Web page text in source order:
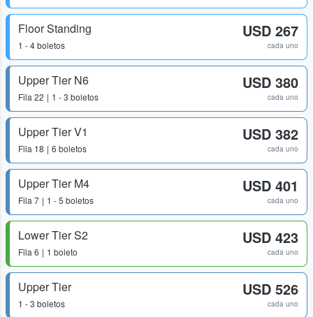
Floor Standing
1 - 4 boletos
USD 267
cada uno
Upper Tier N6
Fila 22 1 - 3 boletos
USD 380
cada uno
Upper Tier V1
Fila 18 6 boletos
USD 382
cada uno
Upper Tier M4
Fila 7 1 - 5 boletos
USD 401
cada uno
Lower Tier S2
Fila 6 1 boleto
USD 423
cada uno
Upper Tier
1 - 3 boletos
USD 526
cada uno